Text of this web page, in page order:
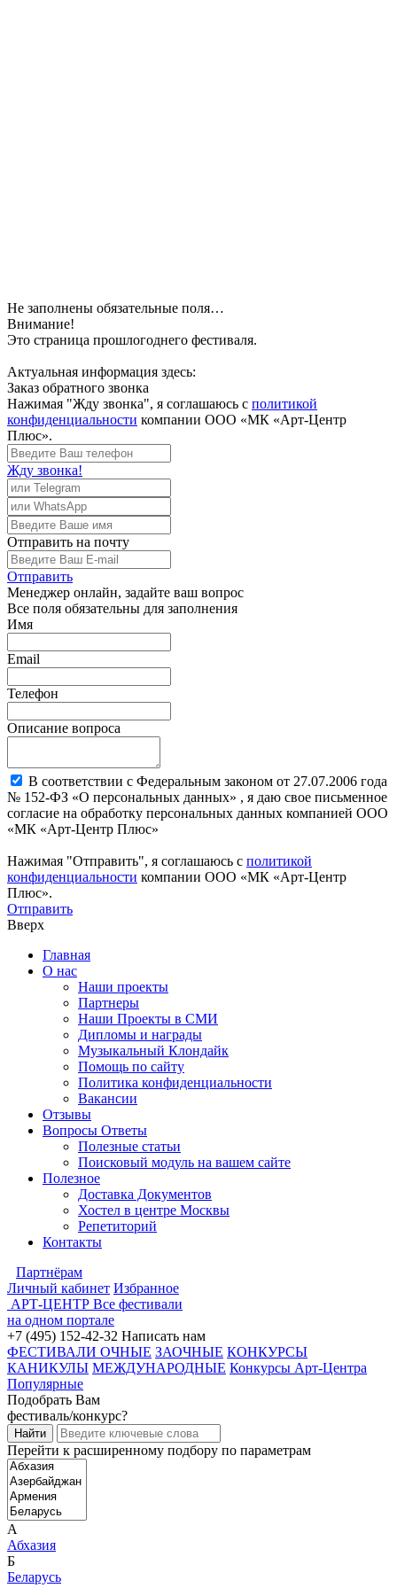
Не заполнены обязательные поля…
Внимание!
Это страница прошлогоднего фестиваля.
Актуальная информация здесь:
Заказ обратного звонка
Нажимая "Жду звонка", я соглашаюсь с политикой
конфиденциальности компании ООО «МК «Арт-Центр
Плюс».
Жду звонка!
Отправить на почту
Отправить
Менеджер онлайн, задайте ваш вопрос
Все поля обязательны для заполнения
Имя
Email
Телефон
Описание вопроса
В соответствии с Федеральным законом от 27.07.2006 года
№ 152-ФЗ «О персональных данных» , я даю свое письменное
согласие на обработку персональных данных компанией ООО
«МК «Арт-Центр Плюс»
Нажимая "Отправить", я соглашаюсь с политикой
конфиденциальности компании ООО «МК «Арт-Центр
Плюс».
Отправить
Вверх
Главная
О нас
Наши проекты
Партнеры
Наши Проекты в СМИ
Дипломы и награды
Музыкальный Клондайк
Помощь по сайту
Политика конфиденциальности
Вакансии
Отзывы
Вопросы Ответы
Полезные статьи
Поисковый модуль на вашем сайте
Полезное
Доставка Документов
Хостел в центре Москвы
Репетиторий
Контакты
Партнёрам
Личный кабинет Избранное
АРТ-ЦЕНТР Все фестивали
на одном портале
+7 (495) 152-42-32 Написать нам
ФЕСТИВАЛИ ОЧНЫЕ ЗАОЧНЫЕ КОНКУРСЫ
КАНИКУЛЫ МЕЖДУНАРОДНЫЕ Конкурсы Арт-Центра
Популярные
Подобрать Вам
фестиваль/конкурс?
Перейти к расширенному подбору по параметрам
А
Абхазия
Б
Беларусь